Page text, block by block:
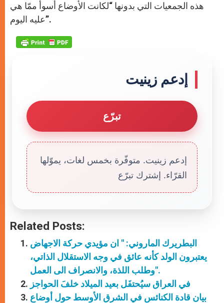
هذه الجمعيات التي بدونها “لكانت الأوضاع أسوأ ممّا هي
عليه اليوم”.
إدعم زينيت
تبرّع
إدعم زينيت. متوفّرة بخمس لغات، يموّلها
القرّاء. إشترك تبرّع
Related Posts:
البطريرك الماروني: " ان مؤيدي حركة الاجهاض
يعتبرون الولد كأنه عائق في وجه الاستقلال الذاتي،
وطلب اللذة، والانصراف الى العمل".
في العراق سيُحتفَل بعيد الميلاد خلفَ الحواجز
بيان قادة الكنائس في الشرق الأوسط حول أوضاع